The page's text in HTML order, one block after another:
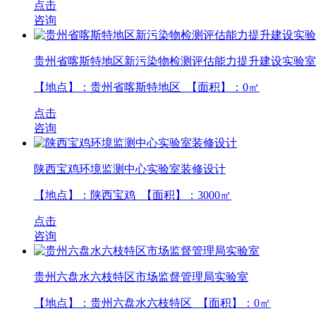
点击
咨询
贵州省喀斯特地区新污染物检测评估能力提升建设实验
【地点】：贵州省喀斯特地区 【面积】： 0㎡
点击
咨询
陕西宝鸡环境监测中心实验室装修设计
【地点】：陕西宝鸡 【面积】： 3000㎡
点击
咨询
贵州六盘水六枝特区市场监督管理局实验室
【地点】：贵州六盘水六枝特区 【面积】： 0㎡